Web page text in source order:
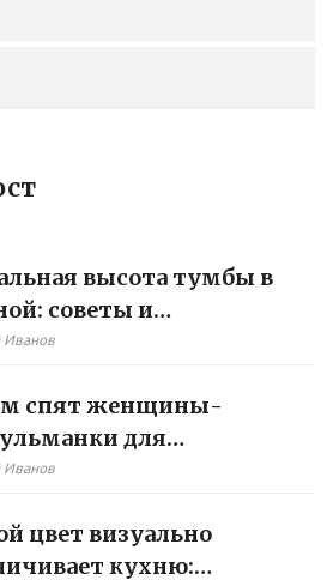
высота тумбы в
советы и
Иванов
спят женщины-
для
и стиля
Иванов
цвет визуально
кухню: